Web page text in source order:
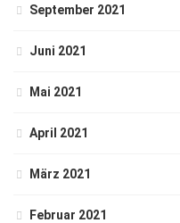
September 2021
Juni 2021
Mai 2021
April 2021
März 2021
Februar 2021